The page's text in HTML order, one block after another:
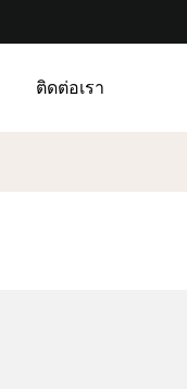
ติดต่อเรา